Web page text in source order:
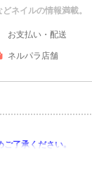
ネイルの情報満載。
お支払い・配送
ネルパラ店舗
ご了承ください｡